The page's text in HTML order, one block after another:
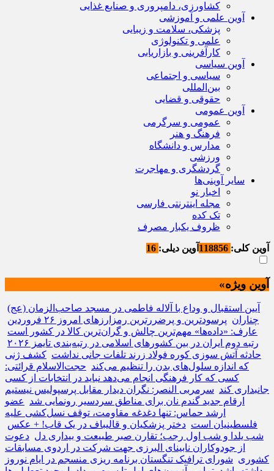
کشاورزی، دامپروری و صنایع غذایی
آوین علمی و آموزشی
پزشکی، سلامت و زیبایی
علمی و تکنولوژی
کارآفرینی و بازاریابی
آوین سیاسی
سیاسی و اجتماعی
بین‌المللی
حقوقی و قضایی
آوین عمومی
عمومی و سرگرمی
فرهنگ و هنر
مدارس و دانشگاه
ورزشی
گردشگری و مهاجرت
سایر آوینی‌ها
اخبار نو
مجله اینترنتی فارسی
تک کده
ظروف یکبار مصرف
آوین کلی: آوین دیلی:
آوین ویژه»
آیین استقبال و وداع با آلاله فاطمی در مسجد صاحب‌الزمان (عج)
چناران پرسودترین و پرضررترین رمزارزهای امروز ۲۶ فروردین
عارف: «داده‌ها» مهم‌ترین چالش و گران‌ترین کالا در کشور است
رتبه دوم ایران در بین کشورهای اسلامی در رتبه‌بندی تایمز ۲۰۲۶
حادثه آتش سوزی کوره فولاد زرند تلفات جانی نداشت کشف ژنی
که اندازه سلول‌های بدن را تنظیم می‌کند حجت‌الاسلام قرائتی:
کسی که کار فرهنگی انجام می‌دهد نباید در انتخابات از کسی
جانبداری کند سرمربی النصر: نگران دیدار مقابل پرسپولیس نیستیم
ارقام جدید گندم نان برای مناطق سردسیر رونمایی شد
عضو
ارشد حماس: تنها دغدغه مقاومت، توقف نسل‌کشی علیه
فلسطینیان است دختر پزشکیان و قالیباف در یک قاب! + عکس
شب یلدا و شب اول رجب؛ تقارن صبر طبیعت و بیداری دل دعوت
از جودوکاران نابینای البرزی جهت شرکت در اردوی مسابقات
کشوری شورای ترافیک تنگستان برنامه ریزی منسجم در ایام نوروز